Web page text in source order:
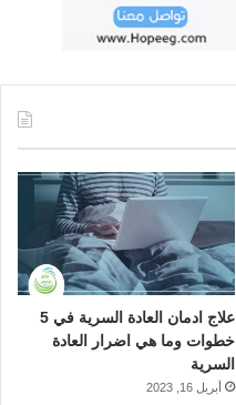
علاج ادمان العادة السرية في 5
خطوات وما هي اضرار العادة
السرية
أبريل 16, 2023